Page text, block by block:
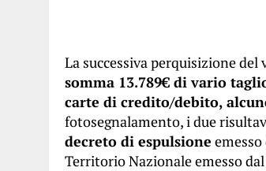
La successiva perquisizione
somma 13.789€ di vario
carte di credito/debito,
fotosegnalamento, i due
decreto di espulsione
Territorio Nazionale emesso